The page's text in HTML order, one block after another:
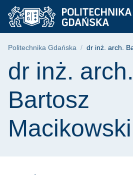
Przejdź
do
menu
Przejdź
do
wyszukiwarki
Przejdź
do
treści
dr inż.
Ścieżka
Politechnika Gdańska dr inż. arch.
Treść strony
dr inż. arch.
Bartosz
Macikowski